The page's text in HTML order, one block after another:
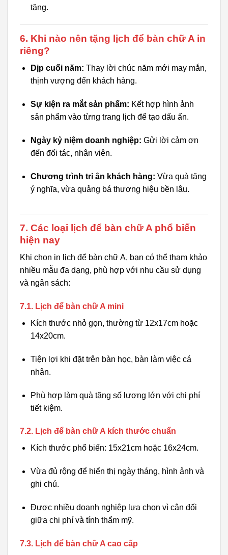
tặng.
6. Khi nào nên tặng lịch để bàn chữ A in
riêng?
Dịp cuối năm: Thay lời chúc năm mới may mắn,
thịnh vượng đến khách hàng.
Sự kiện ra mắt sản phẩm: Kết hợp hình ảnh
sản phẩm vào từng trang lịch để tạo dấu ấn.
Ngày kỷ niệm doanh nghiệp: Gửi lời cảm ơn
đến đối tác, nhân viên.
Chương trình tri ân khách hàng: Vừa quà tặng
ý nghĩa, vừa quảng bá thương hiệu bền lâu.
7. Các loại lịch để bàn chữ A phổ biến
hiện nay
Khi chọn in lịch để bàn chữ A, bạn có thể tham khảo
nhiều mẫu đa dạng, phù hợp với nhu cầu sử dụng
và ngân sách:
7.1. Lịch để bàn chữ A mini
Kích thước nhỏ gọn, thường từ 12x17cm hoặc
14x20cm.
Tiện lợi khi đặt trên bàn học, bàn làm việc cá
nhân.
Phù hợp làm quà tặng số lượng lớn với chi phí
tiết kiệm.
7.2. Lịch để bàn chữ A kích thước chuẩn
Kích thước phổ biến: 15x21cm hoặc 16x24cm.
Vừa đủ rộng để hiển thị ngày tháng, hình ảnh và
ghi chú.
Được nhiều doanh nghiệp lựa chọn vì cân đối
giữa chi phí và tính thẩm mỹ.
7.3. Lịch để bàn chữ A cao cấp